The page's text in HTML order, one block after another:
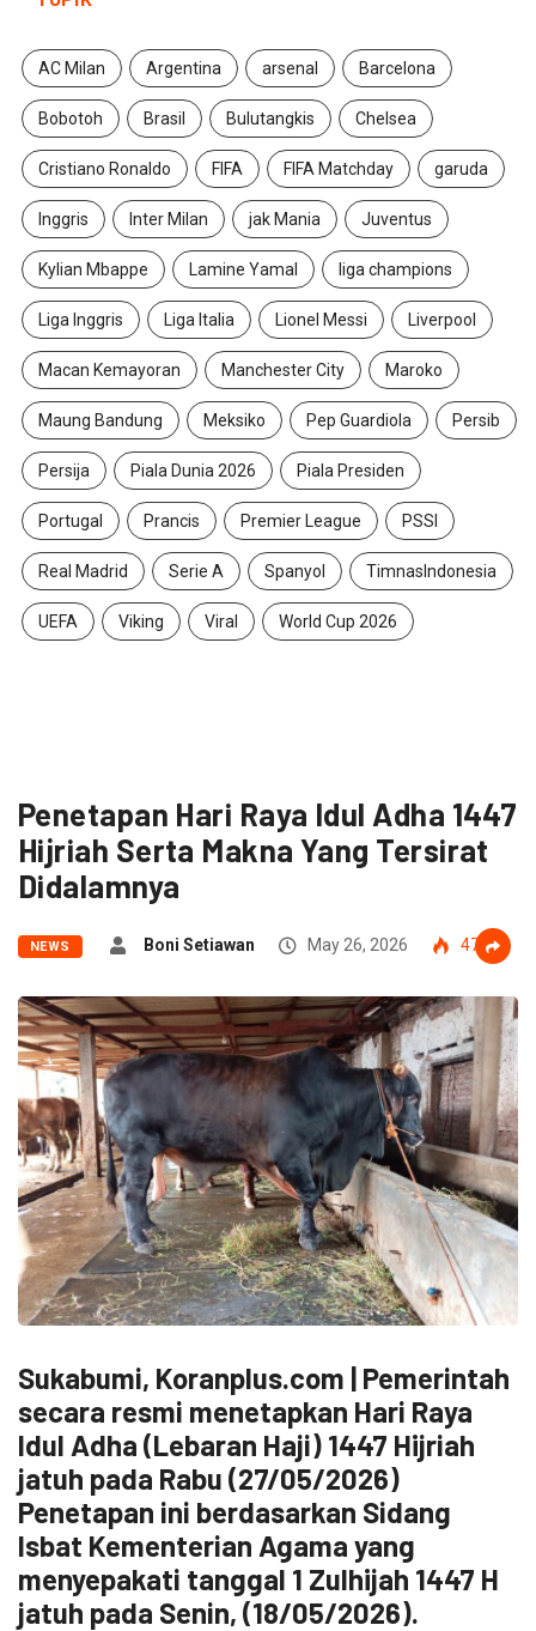
AC Milan Argentina arsenal Barcelona
Bobotoh Brasil Bulutangkis Chelsea
Cristiano Ronaldo FIFA FIFA Matchday garuda
Inggris Inter Milan jak Mania Juventus
Kylian Mbappe Lamine Yamal liga champions
Liga Inggris Liga Italia Lionel Messi Liverpool
Macan Kemayoran Manchester City Maroko
Maung Bandung Meksiko Pep Guardiola Persib
Persija Piala Dunia 2026 Piala Presiden
Portugal Prancis Premier League PSSI
Real Madrid Serie A Spanyol TimnasIndonesia
UEFA Viking Viral World Cup 2026
Penetapan Hari Raya Idul Adha 1447
Hijriah Serta Makna Yang Tersirat
Didalamnya
NEWS Boni Setiawan May 26, 2026 47
Sukabumi, Koranplus.com | Pemerintah
secara resmi menetapkan Hari Raya
Idul Adha (Lebaran Haji) 1447 Hijriah
jatuh pada Rabu (27/05/2026)
Penetapan ini berdasarkan Sidang
Isbat Kementerian Agama yang
menyepakati tanggal 1 Zulhijah 1447 H
jatuh pada Senin, (18/05/2026).